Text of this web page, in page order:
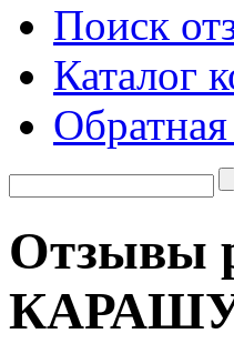
Поиск
Каталог
Обратная
Отзывы